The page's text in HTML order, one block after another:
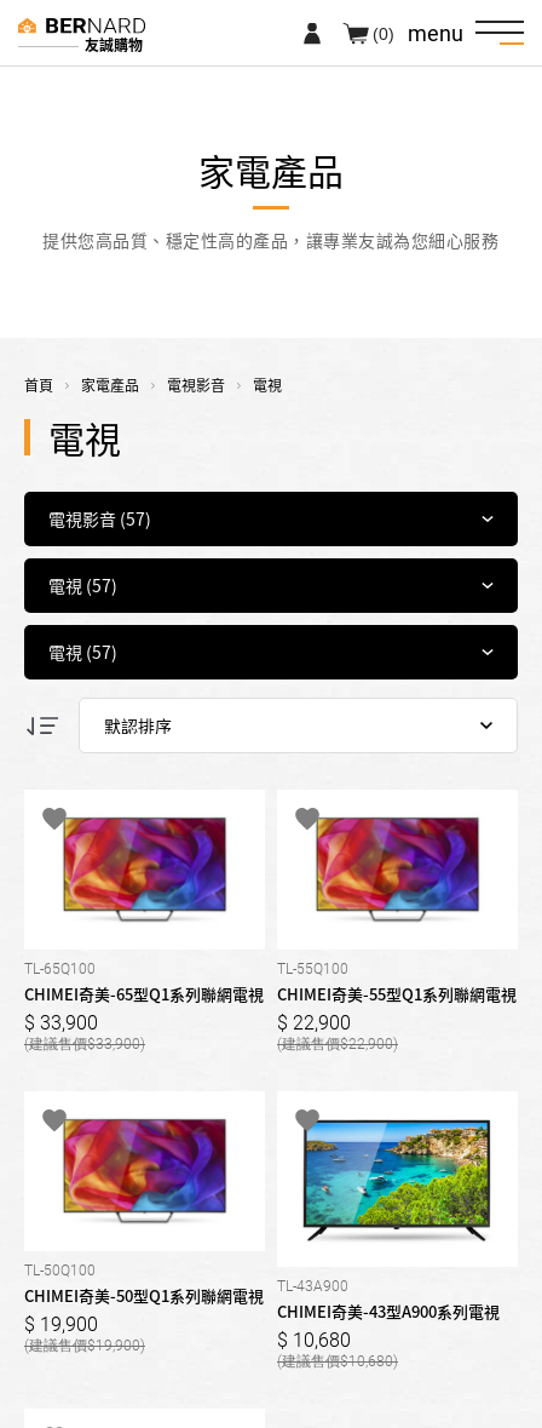
友誠購物 menu
(0)
家電產品
提供您高品質、穩定性高的產品，讓專業友誠為您細心服務
首頁 家電產品 電視影音 電視
電視
TL-65Q100
CHIMEI奇美-65型Q1系列聯網電視
33,900
33,900
TL-55Q100
CHIMEI奇美-55型Q1系列聯網電視
22,900
22,900
TL-50Q100
CHIMEI奇美-50型Q1系列聯網電視
19,900
19,900
TL-43A900
CHIMEI奇美-43型A900系列電視
10,680
10,680